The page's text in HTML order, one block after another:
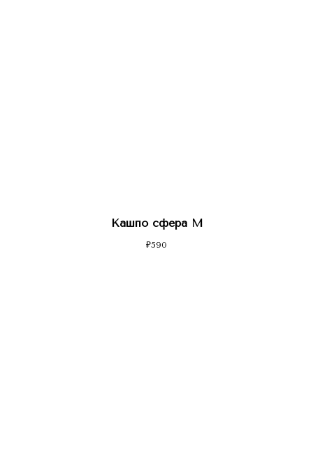
Кашпо сфера M
₽590